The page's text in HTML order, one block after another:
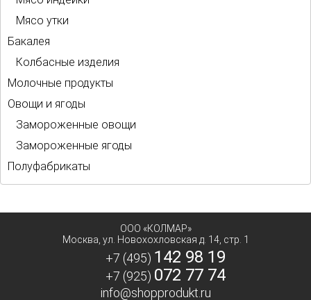
Мясо утки
Бакалея
Колбасные изделия
Молочные продукты
Овощи и ягоды
Замороженные овощи
Замороженные ягоды
Полуфабрикаты
ООО «КОЛМАР»
Москва ул. Новохохловская д. 14, стр. 1
+7 (495) 142 98 19
+7 (925) 072 77 74
info@shopprodukt.ru